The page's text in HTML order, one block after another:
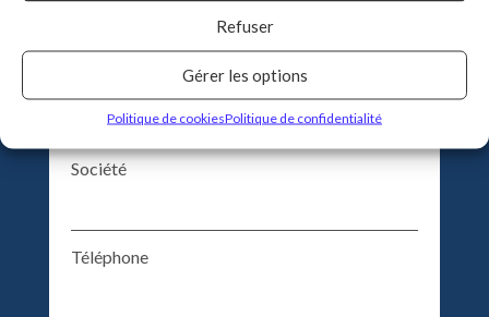
Refuser
Gérer les options
Politique de cookiesPolitique de confidentialité
Société
Téléphone